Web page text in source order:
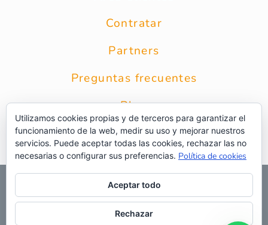
Contratar
Partners
Preguntas frecuentes
Blog
Contacto
© 2026 Grupo Intercobros|Calle Zurbarán 8 1* Planta 28010
|Política de privacidad
privacidad RRSS |Uso de cookies |Preguntas frecuentes |Web
Utilizamos cookies propias y de terceros para garantizar el
funcionamiento de la web, medir su uso y mejorar nuestros
servicios. Puede aceptar todas las cookies, rechazar las no
necesarias o configurar sus preferencias. Política de cookies
Aceptar todo
Rechazar